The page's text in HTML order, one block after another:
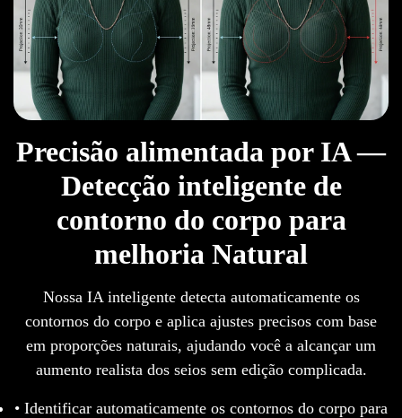
Precisão alimentada por IA —
Detecção inteligente de
contorno do corpo para
melhoria Natural
Nossa IA inteligente detecta automaticamente os
contornos do corpo e aplica ajustes precisos com base
em proporções naturais, ajudando você a alcançar um
aumento realista dos seios sem edição complicada.
• Identificar automaticamente os contornos do corpo para